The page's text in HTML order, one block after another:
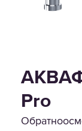
Pro